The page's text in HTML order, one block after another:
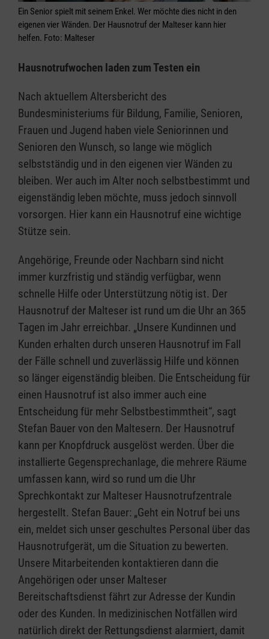
Ein Senior spielt mit seinem Enkel. Wer möchte dies nicht in den
eigenen vier Wänden. Der Hausnotruf der Malteser kann hier
helfen. Foto: Malteser
Hausnotrufwochen laden zum Testen ein
Nach aktuellem Altersbericht des
Bundesministeriums für Bildung, Familie, Senioren,
Frauen und Jugend haben viele Seniorinnen und
Senioren den Wunsch, so lange wie möglich
selbstständig und in den eigenen vier Wänden zu
bleiben. Wer auch im Alter noch selbstbestimmt und
eigenständig leben möchte, muss jedoch sinnvoll
vorsorgen. Hier kann ein Hausnotruf eine wichtige
Stütze sein.
Angehörige, Freunde oder Nachbarn sind nicht
immer kurzfristig und ständig verfügbar, wenn
schnelle Hilfe oder Unterstützung nötig ist. Der
Hausnotruf der Malteser ist rund um die Uhr an 365
Tagen im Jahr erreichbar. „Unsere Kundinnen und
Kunden erhalten durch unseren Hausnotruf im Fall
der Fälle schnell und zuverlässig Hilfe und können
so länger eigenständig bleiben. Die Entscheidung für
einen Hausnotruf ist also immer auch eine
Entscheidung für mehr Selbstbestimmtheit“, sagt
Stefan Bauer von den Maltesern. Der Hausnotruf
kann per Knopfdruck ausgelöst werden. Über die
installierte Gegensprechanlage, die mehrere Räume
umfassen kann, wird so rund um die Uhr
Sprechkontakt zur Malteser Hausnotrufzentrale
hergestellt. Stefan Bauer: „Geht ein Notruf bei uns
ein, meldet sich unser geschultes Personal über das
Hausnotrufgerät, um die Situation zu bewerten.
Unsere Mitarbeitenden kontaktieren dann die
Angehörigen oder unser Malteser
Bereitschaftsdienst fährt zur Adresse der Kundin
oder des Kunden. In medizinischen Notfällen wird
natürlich direkt der Rettungsdienst alarmiert, damit